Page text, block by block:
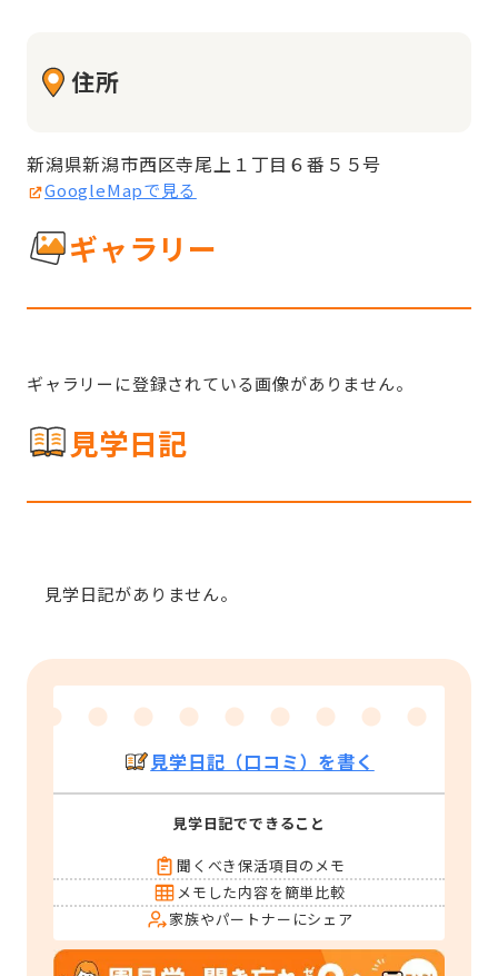
住所
新潟県新潟市西区寺尾上１丁目６番５５号
GoogleMapで見る
ギャラリー
ギャラリーに登録されている画像がありません。
見学日記
見学日記がありません。
見学日記（口コミ）を書く
見学日記でできること
聞くべき保活項目のメモ
メモした内容を簡単比較
家族やパートナーにシェア